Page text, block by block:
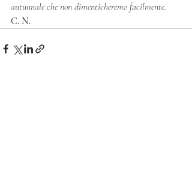
autunnale che non dimenticheremo facilmente.
C. N.